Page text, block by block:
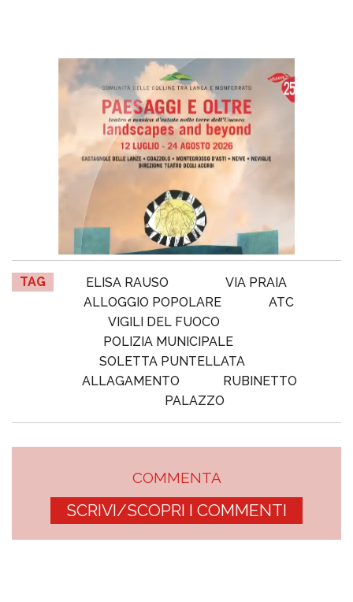
TAG ELISA RAUSO
VIA PRAIA
ALLOGGIO POPOLARE
ATC
VIGILI DEL FUOCO
POLIZIA MUNICIPALE
SOLETTA PUNTELLATA
ALLAGAMENTO
RUBINETTO
PALAZZO
COMMENTA
SCRIVI/SCOPRI I COMMENTI